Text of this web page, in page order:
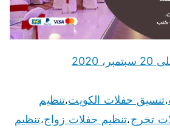
20 سبتمبر، 2020
،تنسيق حفلات الكويت،تنظيم
تخرج،تنظيم حفلات زواج،تنظيم